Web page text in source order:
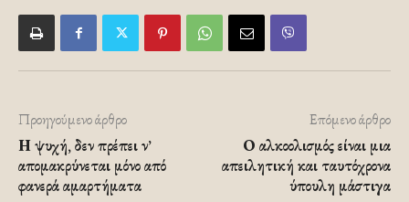
Προηγούμενο άρθρο
Η ψυχή, δεν πρέπει ν’
απομακρύνεται μόνο από
φανερά αμαρτήματα
Επόμενο άρθρο
Ο αλκοολισμός είναι μια
απειλητική και ταυτόχρονα
ύπουλη μάστιγα